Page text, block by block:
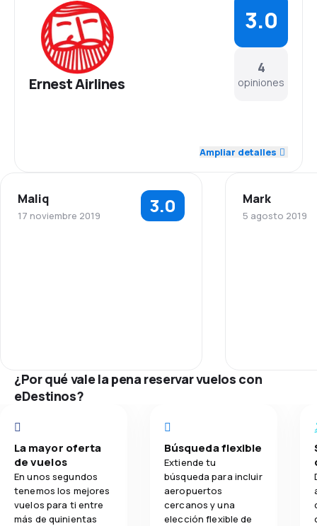
Ernest Airlines
4
opiniones
3.0
Red de vuelos 2.0
Ampliar detalles
Maliq
17 noviembre 2019 3.0 Mark
5 agosto 2019
Transporte
¿Por qué vale la pena reservar vuelos con
eDestinos?
La mayor oferta
de vuelos
En unos segundos
tenemos los mejores
vuelos para ti entre
más de quinientas
Búsqueda flexible
Extiende tu
búsqueda para incluir
aeropuertos
cercanos y una
elección flexible de